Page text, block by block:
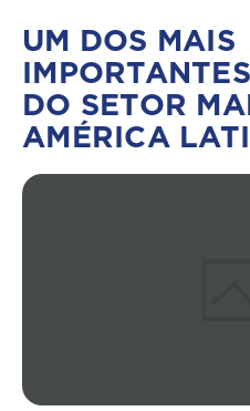
UM DOS MAIS
DO SETOR
AMÉRICA